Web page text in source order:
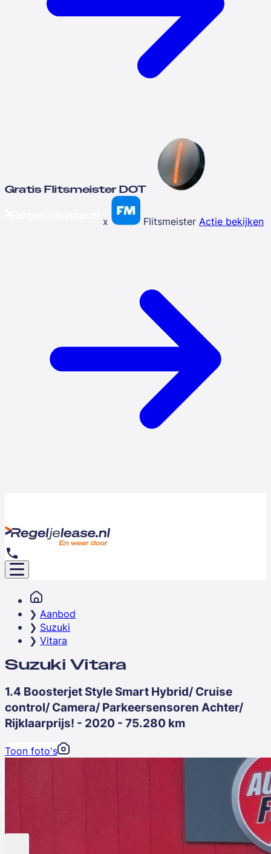
Gratis Flitsmeister DOT
x Flitsmeister Actie bekijken
Aanbod
Suzuki
Vitara
Suzuki Vitara
1.4 Boosterjet Style Smart Hybrid/ Cruise
control/ Camera/ Parkeersensoren Achter/
Rijklaarprijs! - 2020 - 75.280 km
Toon foto's